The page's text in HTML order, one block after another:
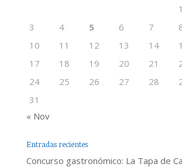
1
3
4 5 6 7
10
11 12 13 14
17
18 19 20 21
24
25 26 27 28
31
« Nov
Entradas recientes
Concurso gastronómico: La Tapa de